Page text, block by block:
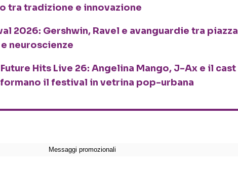
tra tradizione e innovazione
2026: Gershwin, Ravel e avanguardie tra piazza
neuroscienze
Hits Live 26: Angelina Mango, J-Ax e il cast
il festival in vetrina pop-urbana